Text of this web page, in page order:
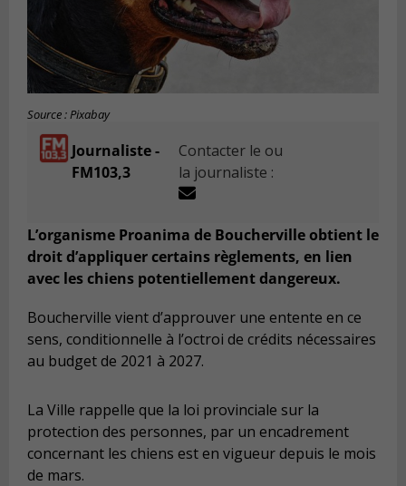
Source : Pixabay
Journaliste -
FM103,3
Contacter le ou
la journaliste :
L’organisme Proanima de Boucherville obtient le
droit d’appliquer certains règlements, en lien
avec les chiens potentiellement dangereux.
Boucherville vient d’approuver une entente en ce
sens, conditionnelle à l’octroi de crédits nécessaires
au budget de 2021 à 2027.
La Ville rappelle que la loi provinciale sur la
protection des personnes, par un encadrement
concernant les chiens est en vigueur depuis le mois
de mars.